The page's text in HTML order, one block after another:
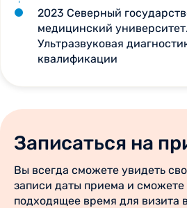
2023 Северный
медицинский университет.
Ультразвуковая
квалификации
Записаться на
Вы всегда сможете увидеть
записи даты приема и сможете
подходящее время для визита